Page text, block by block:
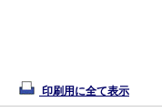
印刷用に全て表示